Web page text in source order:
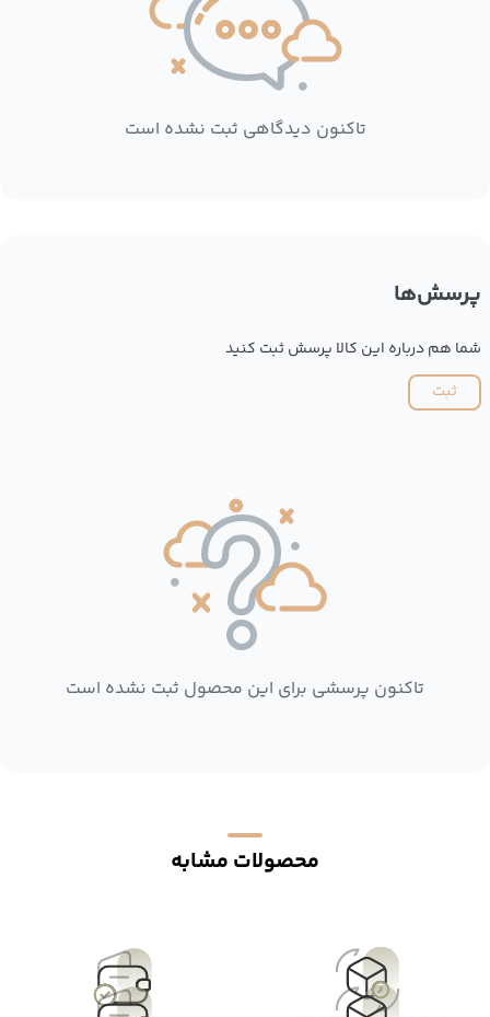
تاکنون دیدگاهی ثبت نشده است
پرسش‌ها
شما هم درباره این کالا پرسش ثبت کنید
ثبت
تاکنون پرسشی برای این محصول ثبت نشده است
محصولات مشابه